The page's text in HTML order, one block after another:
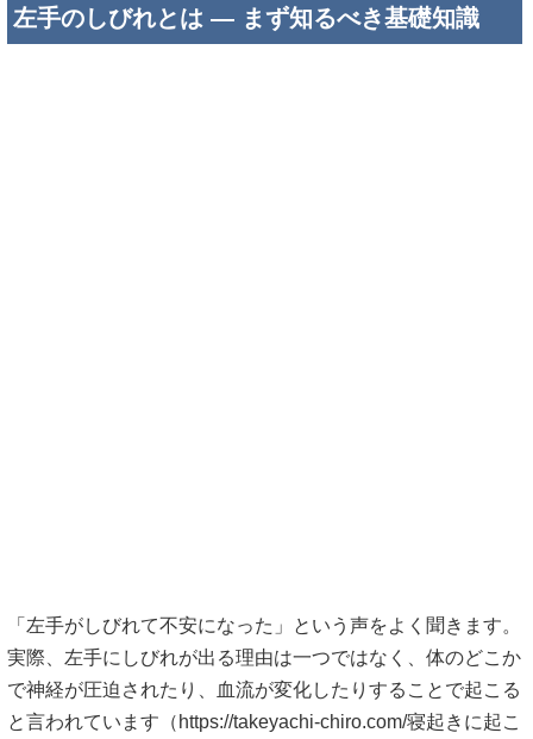
左手のしびれとは ― まず知るべき基礎知識
「左手がしびれて不安になった」という声をよく聞きます。
実際、左手にしびれが出る理由は一つではなく、体のどこか
で神経が圧迫されたり、血流が変化したりすることで起こる
と言われています（ https://takeyachi-chiro.com/寝起きに起こ